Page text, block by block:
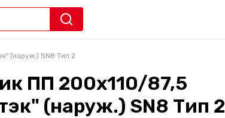
(наруж.) SN8 Тип 2
ПП 200х110/87,5
(наруж.) SN8 Тип 2